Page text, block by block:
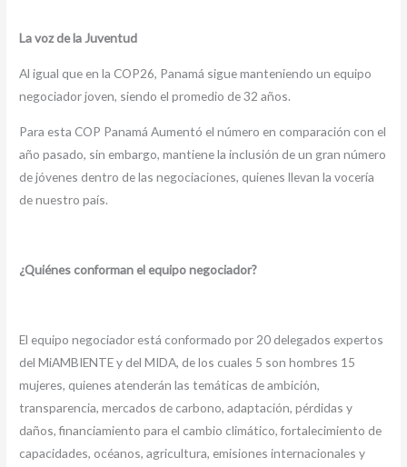
La voz de la Juventud
Al igual que en la COP26, Panamá sigue manteniendo un equipo
negociador joven, siendo el promedio de 32 años.
Para esta COP Panamá Aumentó el número en comparación con el
año pasado, sin embargo, mantiene la inclusión de un gran número
de jóvenes dentro de las negociaciones, quienes llevan la vocería
de nuestro país.
¿Quiénes conforman el equipo negociador?
El equipo negociador está conformado por 20 delegados expertos
del MiAMBIENTE y del MIDA, de los cuales 5 son hombres 15
mujeres, quienes atenderán las temáticas de ambición,
transparencia, mercados de carbono, adaptación, pérdidas y
daños, financiamiento para el cambio climático, fortalecimiento de
capacidades, océanos, agricultura, emisiones internacionales y